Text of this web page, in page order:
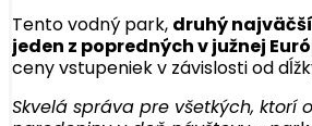
Tento vodný park, druhý
jeden z popredných v južnej
ceny vstupeniek v závislosti od
Skvelá správa pre všetkých, ktorí